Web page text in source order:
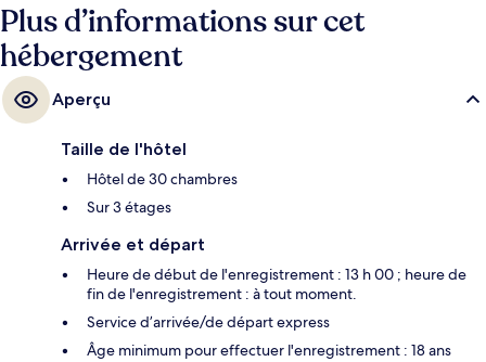
Plus d’informations sur cet
hébergement
Aperçu
Taille de l'hôtel
Hôtel de 30 chambres
Sur 3 étages
Arrivée et départ
Heure de début de l'enregistrement : 13 h 00 ; heure de
fin de l'enregistrement : à tout moment.
Service d’arrivée/de départ express
Âge minimum pour effectuer l'enregistrement : 18 ans